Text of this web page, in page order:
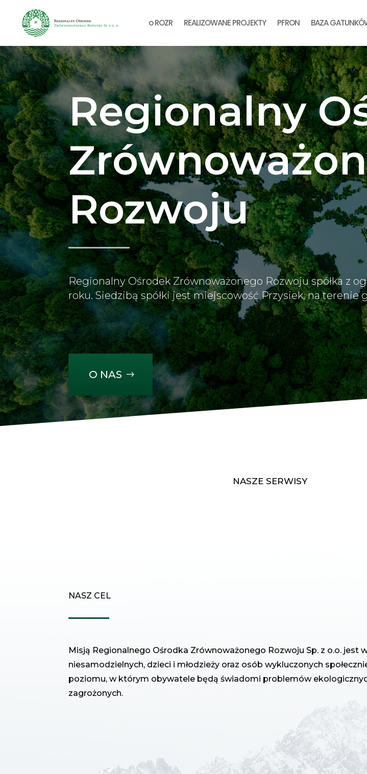
o ROZR REALIZOWANE PROJEKTY PFRON BAZA
Regionalny
Rozwoju
Regionalny Ośrodek Zrównoważonego Rozwoju spółka z
roku. Siedzibą spółki jest miejscowość Przysiek, na terenie
O NAS
NASZE SERWISY
NASZ CEL
Misją Regionalnego Ośrodka Zrównoważonego Rozwoju Sp. z o.o. jest
niesamodzielnych, dzieci i młodzieży oraz osób wykluczonych
poziomu, w którym obywatele będą świadomi problemów
zagrożonych.